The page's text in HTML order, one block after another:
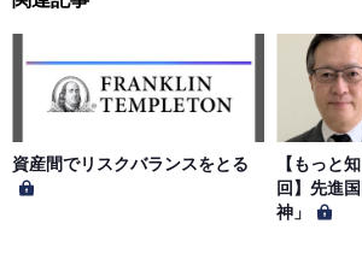
第５条（著作権）
本サイトに掲載された情報、写真、そ
社もしくは著作物の著作者または著作
とします。会員は、当社著作物につい
送信、譲渡、翻案および翻訳などの著
侵害する行為を行ってはならないものと
第６条（サービス内容の停止・変更）
資産間でリスクバランスをとる
【もっと
回】先進
神」